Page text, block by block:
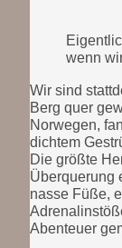
wenn
Wir sind
Berg quer
Norwegen,
dichtem
Die größte
Überquerung
nasse Füße,
Abenteuer